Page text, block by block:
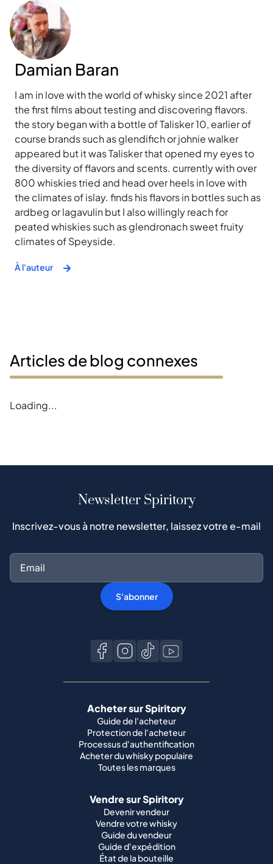
Damian Baran
I am in love with the world of whisky since 2021 after
the first films about testing and discovering flavors.
the story began with a bottle of Talisker 10, earlier of
course brands such as glendifich or johnie walker
appeared but it was Talisker that opened my eyes to
the diversity of flavors and scents. currently with over
800 whiskies tried and head over heels in love with
the climates of islay. finds his flavors in bottles such as
ardbeg or lagavulin but I also willingly reach for
peated whiskies such as glendronach sweet fruity
climates of Speyside.
À l'auteur
Articles de blog connexes
Loading...
Newsletter Spiritory
Inscrivez-vous à notre newsletter, laissez votre e-mail
S'abonner
Acheter sur Spiritory
Guide de l'acheteur
Protection de l'acheteur
Processus d'authentification
Acheter du whisky populaire
Toutes les marques
Vendre sur Spiritory
Devenir vendeur
Vendre votre whisky
Guide du vendeur
Guide d'expédition
État de la bouteille